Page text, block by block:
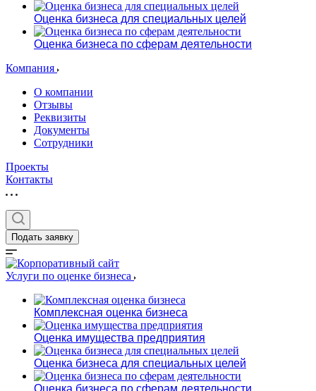
Оценка бизнеса для специальных целей
Оценка бизнеса по сферам деятельности
Компания
О компании
Отзывы
Реквизиты
Документы
Сотрудники
Проекты
Контакты
Подать заявку
Услуги по оценке бизнеса
Комплексная оценка бизнеса
Оценка имущества предприятия
Оценка бизнеса для специальных целей
Оценка бизнеса по сферам деятельности